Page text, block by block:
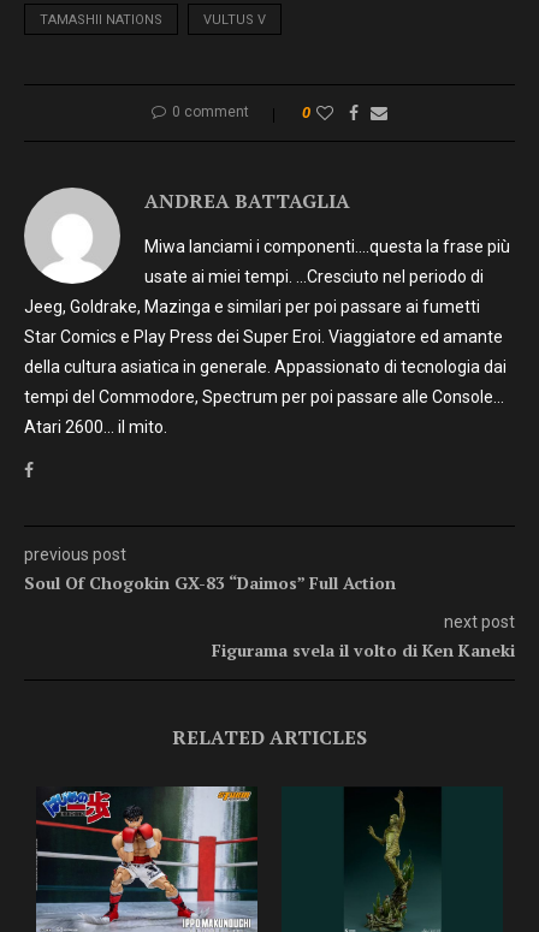
TAMASHII NATIONS VULTUS V
0 comment 0
ANDREA BATTAGLIA
Miwa lanciami i componenti….questa la frase più
usate ai miei tempi. …Cresciuto nel periodo di
Jeeg, Goldrake, Mazinga e similari per poi passare ai fumetti
Star Comics e Play Press dei Super Eroi. Viaggiatore ed amante
della cultura asiatica in generale. Appassionato di tecnologia dai
tempi del Commodore, Spectrum per poi passare alle Console…
Atari 2600… il mito.
previous post
Soul Of Chogokin GX-83 “Daimos” Full Action
next post
Figurama svela il volto di Ken Kaneki
RELATED ARTICLES